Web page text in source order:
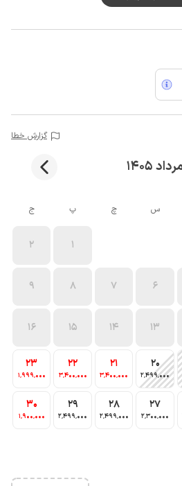
گزارش خطا
1405
س چ پ ج
1
2
6
7
8
9
13
14
15
16
20
2٬499٬000
21
3٬400٬000
22
3٬400٬000
23
1٬999٬000
27
2٬300٬000
28
2٬499٬000
29
2٬499٬000
30
1٬900٬000